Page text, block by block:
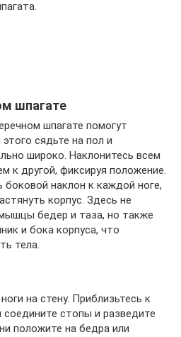
шпагате
шпагате помогут
сядьте на пол и
широко. Наклонитесь всем
к другой, фиксируя положение.
наклон к каждой ноге,
корпус. Здесь не
бедер и таза, но также
и бока корпуса, что
тела.
на стену. Приблизьтесь к
стопы и разведите
положите на бедра или